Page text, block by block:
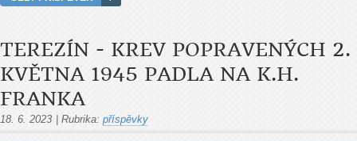
TEREZÍN - KREV POPRAVENÝCH 2.
KVĚTNA 1945 PADLA NA K.H.
FRANKA
18. 6. 2023 Rubrika: příspěvky